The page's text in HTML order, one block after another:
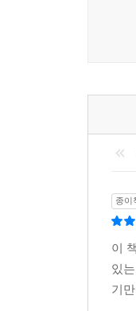
200달
파텔은
맥도날
소비로
결국
종이
이
있
기